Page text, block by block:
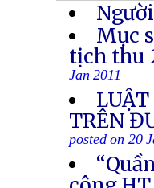
Mục
tịch thu
Jan 2011
TRÊN
posted on 20